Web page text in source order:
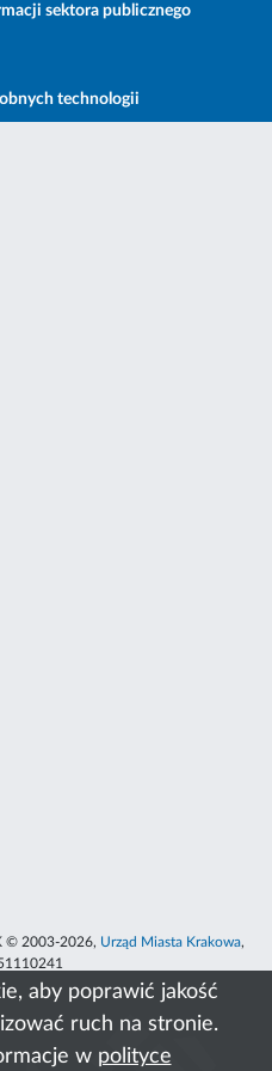
aby poprawić jakość
ruch na stronie.
w polityce
sektora publicznego
technologii
© 2003-2026, Urząd Miasta Krakowa,